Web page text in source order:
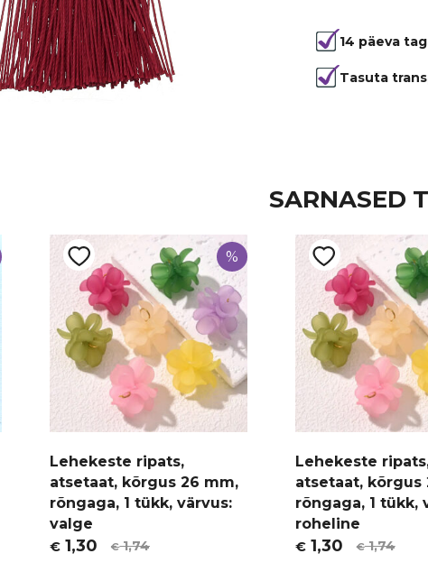
Värvus
Materjal
14 päeva
Tasuta
SARNASED
%
Lehekeste ripats,
atsetaat, kõrgus 26 mm,
rõngaga, 1 tükk, värvus:
valge
€1,74
Algne
€ 1,30
Current
Lehekeste
atsetaat, kõrgus
rõngaga, 1 tükk,
roheline
€1,74
Algne
€1,30
Current